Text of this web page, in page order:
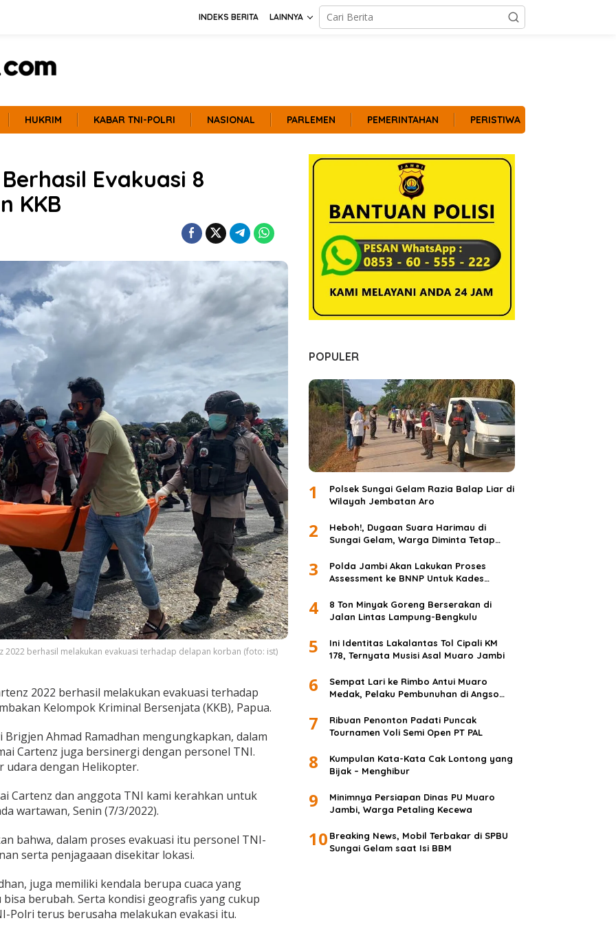
INDEKS BERITA LAINNYA
HUKRIM KABAR TNI-POLRI NASIONAL PARLEMEN PEMERINTAHAN PERISTIWA
Evakuasi 8
KKB
2022 berhasil melakukan evakuasi terhadap delapan korban (foto: ist)
2022 berhasil melakukan evakuasi terhadap
Kelompok Kriminal Bersenjata (KKB), Papua.
Brigjen Ahmad Ramadhan mengungkapkan, dalam
Cartenz juga bersinergi dengan personel TNI.
udara dengan Helikopter.
Cartenz dan anggota TNI kami kerahkan untuk
wartawan, Senin (7/3/2022).
bahwa, dalam proses evakuasi itu personel TNI-
serta penjagaaan disekitar lokasi.
juga memiliki kendala berupa cuaca yang
berubah. Serta kondisi geografis yang cukup
Polri terus berusaha melakukan evakasi itu.
POPULER
1
Polsek Sungai Gelam Razia Balap Liar di
Wilayah Jembatan Aro
2
Heboh!, Dugaan Suara Harimau di
Sungai Gelam, Warga Diminta Tetap
3
Polda Jambi Akan Lakukan Proses
Assessment ke BNNP Untuk Kades
4
8 Ton Minyak Goreng Berserakan di
Jalan Lintas Lampung-Bengkulu
5
Ini Identitas Lakalantas Tol Cipali KM
178, Ternyata Musisi Asal Muaro Jambi
6
Sempat Lari ke Rimbo Antui Muaro
Medak, Pelaku Pembunuhan di Angso
7
Ribuan Penonton Padati Puncak
Tournamen Voli Semi Open PT PAL
8
Kumpulan Kata-Kata Cak Lontong yang
Bijak – Menghibur
9
Minimnya Persiapan Dinas PU Muaro
Jambi, Warga Petaling Kecewa
10 Breaking News, Mobil Terbakar di SPBU
Sungai Gelam saat Isi BBM